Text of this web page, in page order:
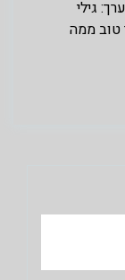
גילי
טוב ממה